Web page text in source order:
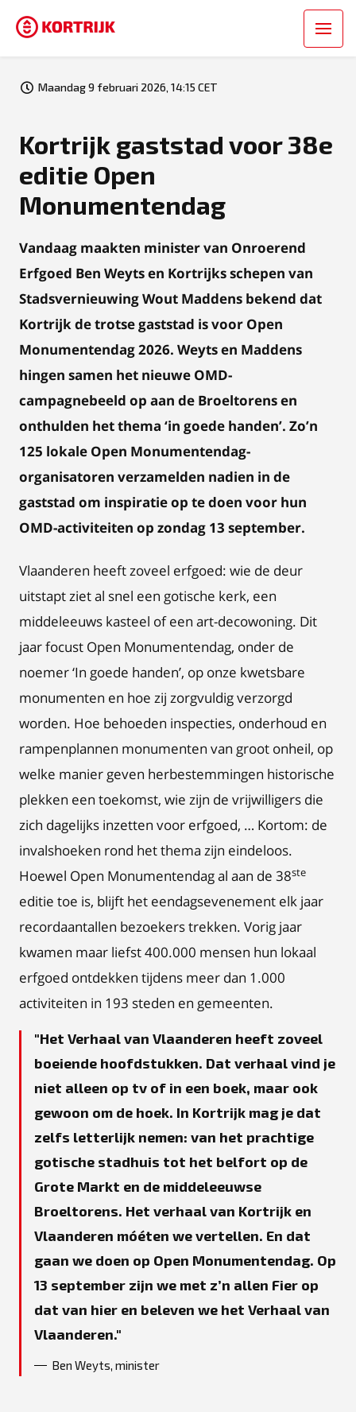
Maandag 9 februari 2026, 14:15 CET
Kortrijk gaststad voor 38e
editie Open
Monumentendag
Vandaag maakten minister van Onroerend
Erfgoed Ben Weyts en Kortrijks schepen van
Stadsvernieuwing Wout Maddens bekend dat
Kortrijk de trotse gaststad is voor Open
Monumentendag 2026. Weyts en Maddens
hingen samen het nieuwe OMD-
campagnebeeld op aan de Broeltorens en
onthulden het thema ‘in goede handen’. Zo’n
125 lokale Open Monumentendag-
organisatoren verzamelden nadien in de
gaststad om inspiratie op te doen voor hun
OMD-activiteiten op zondag 13 september.
Vlaanderen heeft zoveel erfgoed: wie de deur
uitstapt ziet al snel een gotische kerk, een
middeleeuws kasteel of een art-decowoning. Dit
jaar focust Open Monumentendag, onder de
noemer ‘In goede handen’, op onze kwetsbare
monumenten en hoe zij zorgvuldig verzorgd
worden. Hoe behoeden inspecties, onderhoud en
rampenplannen monumenten van groot onheil, op
welke manier geven herbestemmingen historische
plekken een toekomst, wie zijn de vrijwilligers die
zich dagelijks inzetten voor erfgoed, … Kortom: de
invalshoeken rond het thema zijn eindeloos.
Hoewel Open Monumentendag al aan de 38ste
editie toe is, blijft het eendagsevenement elk jaar
recordaantallen bezoekers trekken. Vorig jaar
kwamen maar liefst 400.000 mensen hun lokaal
erfgoed ontdekken tijdens meer dan 1.000
activiteiten in 193 steden en gemeenten.
Het Verhaal van Vlaanderen heeft zoveel
boeiende hoofdstukken. Dat verhaal vind je
niet alleen op tv of in een boek, maar ook
gewoon om de hoek. In Kortrijk mag je dat
zelfs letterlijk nemen: van het prachtige
gotische stadhuis tot het belfort op de
Grote Markt en de middeleeuwse
Broeltorens. Het verhaal van Kortrijk en
Vlaanderen móéten we vertellen. En dat
gaan we doen op Open Monumentendag. Op
13 september zijn we met z’n allen Fier op
dat van hier en beleven we het Verhaal van
Vlaanderen.
Ben Weyts, minister